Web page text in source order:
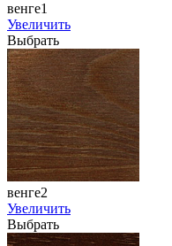
венге1
Увеличить
Выбрать
венге2
Увеличить
Выбрать